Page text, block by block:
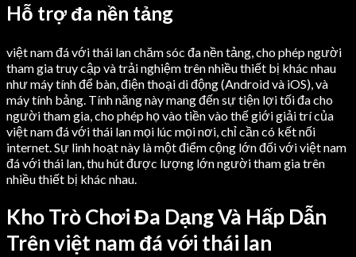
Hỗ trợ đa nền tảng
việt nam đá với thái lan chăm sóc đa nền tảng, cho phép người
tham gia truy cập và trải nghiệm trên nhiều thiết bị khác nhau
như máy tính để bàn, điện thoại di động (Android và iOS), và
máy tính bảng. Tính năng này mang đến sự tiện lợi tối đa cho
người tham gia, cho phép họ vào tiền vào thế giới giải trí của
việt nam đá với thái lan mọi lúc mọi nơi, chỉ cần có kết nối
internet. Sự linh hoạt này là một điểm cộng lớn đối với việt nam
đá với thái lan, thu hút được lượng lớn người tham gia trên
nhiều thiết bị khác nhau.
Kho Trò Chơi Đa Dạng Và Hấp Dẫn
Trên việt nam đá với thái lan